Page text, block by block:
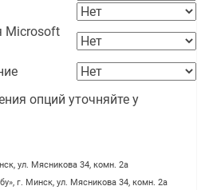
Microsoft
опций уточняйте у
ул. Мясникова 34, комн. 2а
г. Минск, ул. Мясникова 34, комн. 2а